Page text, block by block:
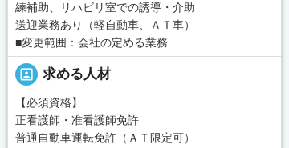
練補助、リハビリ室での誘導・介助
送迎業務あり（軽自動車、ＡＴ車）
■変更範囲：会社の定める業務
portrait 求める人材
【必須資格】
正看護師・准看護師免許
普通自動車運転免許（ＡＴ限定可）